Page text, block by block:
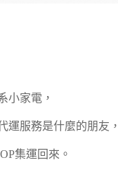
小家電，
運服務是什麼的朋友
集運回來。